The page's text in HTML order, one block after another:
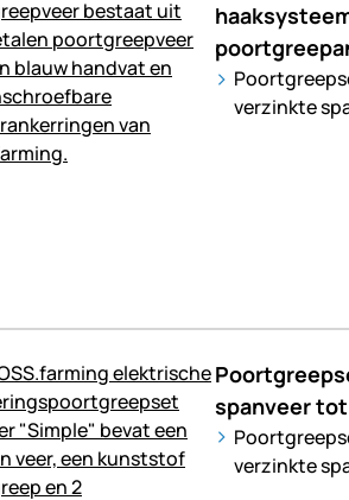
verzinkte
spanveer
verzinkte